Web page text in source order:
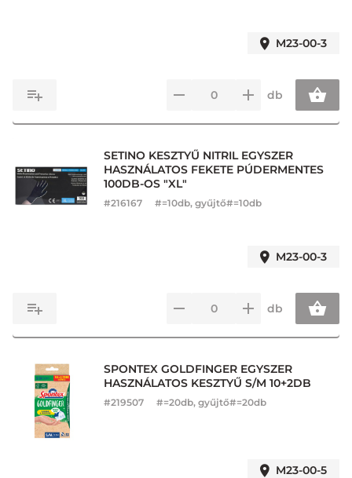
M23-00-3
db
SETINO KESZTYŰ NITRIL EGYSZER
HASZNÁLATOS FEKETE PÚDERMENTES
100DB-OS "XL"
#216167 #=10db, gyűjtő#=10db
M23-00-3
db
SPONTEX GOLDFINGER EGYSZER
HASZNÁLATOS KESZTYŰ S/M 10+2DB
#219507 #=20db, gyűjtő#=20db
M23-00-5